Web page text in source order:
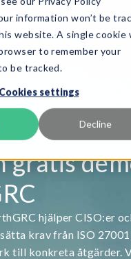
information won’t be
website. A single cookie
to remember your
be tracked.
Cookies settings
Decline
Book Demo
gratis
hjälper CISO:er
krav från ISO
till konkreta åtgärder.